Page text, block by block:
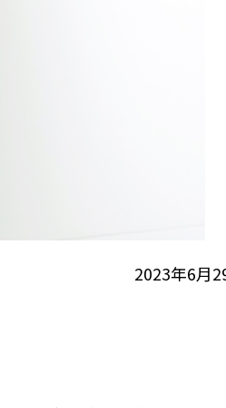
2023年6月